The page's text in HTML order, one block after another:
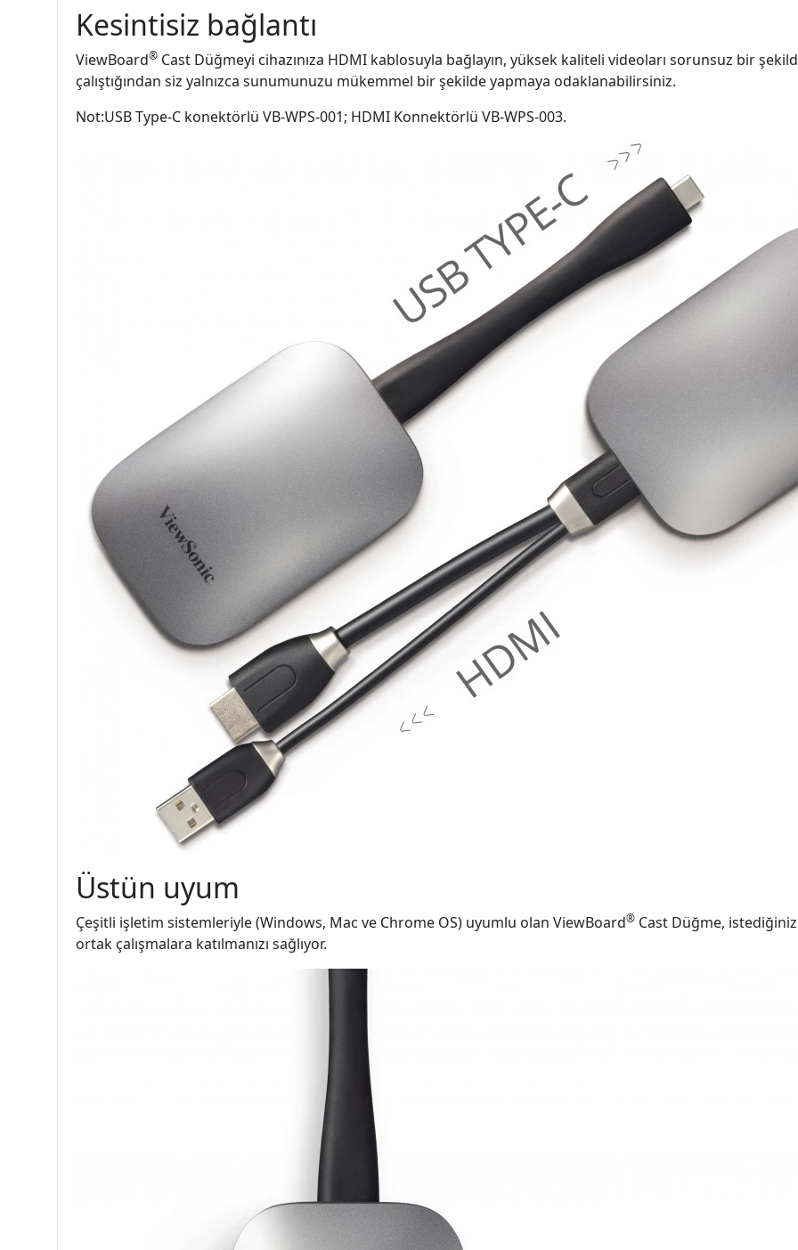
Kesintisiz bağlantı
ViewBoard® Cast Düğmeyi cihazınıza HDMI kablosuyla bağlayın, yüksek kaliteli videoları sorunsuz bir
çalıştığından siz yalnızca sunumunuzu mükemmel bir şekilde yapmaya odaklanabilirsiniz.
Not:USB Type-C konektörlü VB-WPS-001; HDMI Konnektörlü VB-WPS-003.
Üstün uyum
Çeşitli işletim sistemleriyle (Windows, Mac ve Chrome OS) uyumlu olan ViewBoard® Cast Düğme,
ortak çalışmalara katılmanızı sağlıyor.